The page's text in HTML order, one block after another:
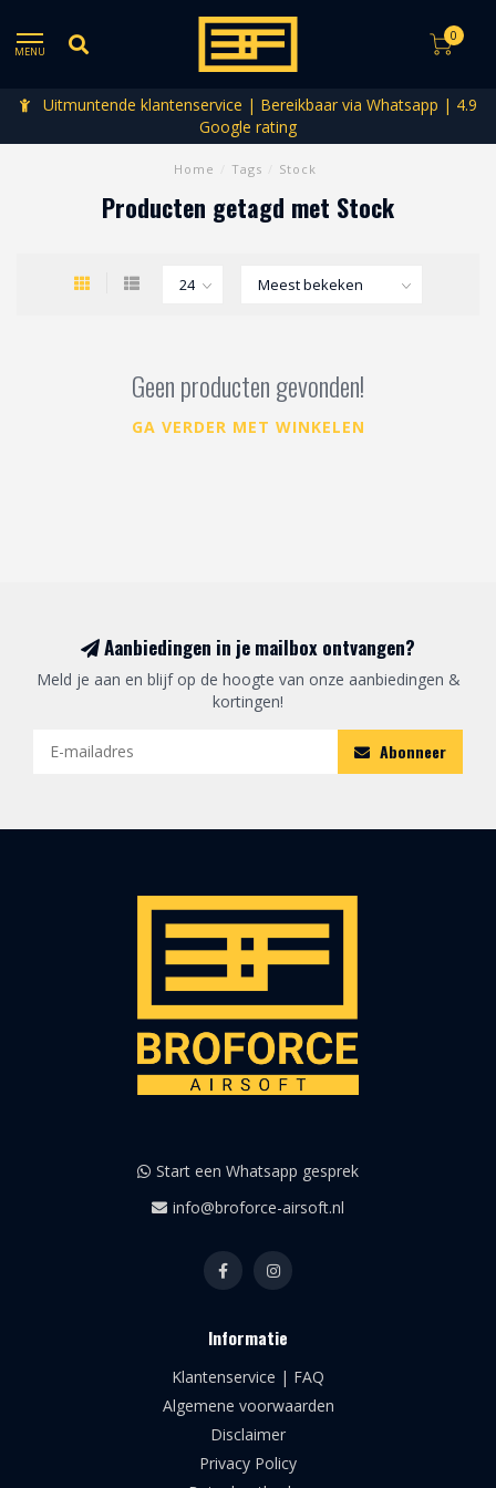
MENU
0
Uitmuntende klantenservice | Bereikbaar via Whatsapp | 4.9
Google rating
Home Tags Stock
Producten getagd met Stock
Geen producten gevonden!
GA VERDER MET WINKELEN
Aanbiedingen in je mailbox ontvangen?
Meld je aan en blijf op de hoogte van onze aanbiedingen &
kortingen!
Abonneer
Start een Whatsapp gesprek
info@broforce-airsoft.nl
Informatie
Klantenservice | FAQ
Algemene voorwaarden
Disclaimer
Privacy Policy